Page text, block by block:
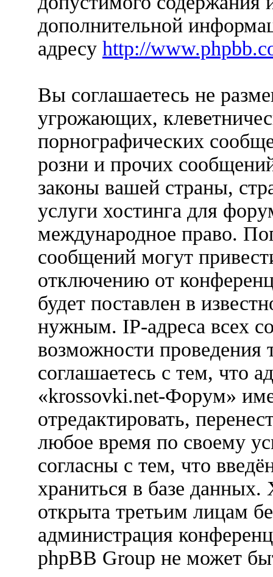
дополнительной
адресу http://
Вы соглашаетесь не
угрожающих,
порнографических
розни и прочих
законы вашей страны,
услуги хостинга для
международное право.
сообщений могут
отключению от
будет поставлен в
нужным. IP-адреса всех
возможности
соглашаетесь с тем, что
«krossovki.net-Форум»
отредактировать,
любое время по своему
согласны с тем, что
храниться в базе
открыта третьим лицам
администрация
phpBB Group не может